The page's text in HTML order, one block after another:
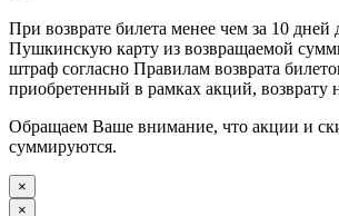
При возврате билета менее чем за 10 дней
Пушкинскую карту из возвращаемой
штраф согласно Правилам возврата
приобретенный в рамках акций, возврату
Обращаем Ваше внимание, что акции и
суммируются.
×
×